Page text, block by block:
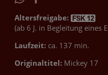
Altersfreigabe:
(ab 6 J. in Begleitung eines
Laufzeit: ca. 137 min.
Originaltitel: Mickey 17